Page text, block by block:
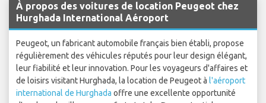
À propos des voitures de location Peugeot chez
Hurghada International Aéroport
Peugeot, un fabricant automobile français bien établi, propose
régulièrement des véhicules réputés pour leur design élégant,
leur fiabilité et leur innovation. Pour les voyageurs d'affaires et
de loisirs visitant Hurghada, la location de Peugeot à l'aéroport
international de Hurghada offre une excellente opportunité